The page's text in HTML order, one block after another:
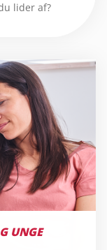
lider af?
UNGE